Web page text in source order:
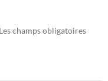
Les champs obligatoires